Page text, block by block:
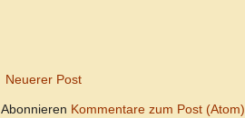
Neuerer Post
Abonnieren Kommentare zum Post (Atom)